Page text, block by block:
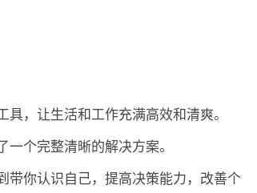
，让生活和工作充满高效和清爽。
个完整清晰的解决方案。
带你认识自己，提高决策能力，改善个